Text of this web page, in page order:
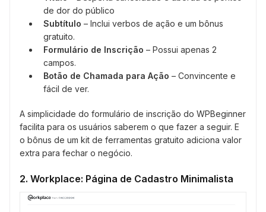
de dor do público
Subtítulo – Inclui verbos de ação e um bônus
gratuito.
Formulário de Inscrição – Possui apenas 2
campos.
Botão de Chamada para Ação – Convincente e
fácil de ver.
A simplicidade do formulário de inscrição do WPBeginner
facilita para os usuários saberem o que fazer a seguir. E
o bônus de um kit de ferramentas gratuito adiciona valor
extra para fechar o negócio.
2. Workplace: Página de Cadastro Minimalista